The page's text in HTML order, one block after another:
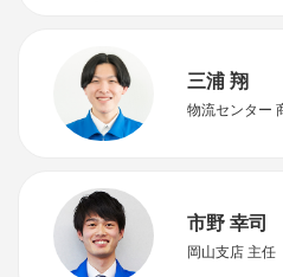
三浦 翔
物流センター
市野 幸司
岡山支店 主任